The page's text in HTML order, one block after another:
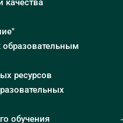
качества
образовательным
ресурсов
обучения